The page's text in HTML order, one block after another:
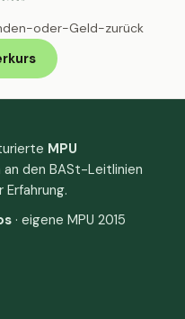
oder-Geld-zurück
MPU
den BASt-Leitlinien
· eigene MPU 2015